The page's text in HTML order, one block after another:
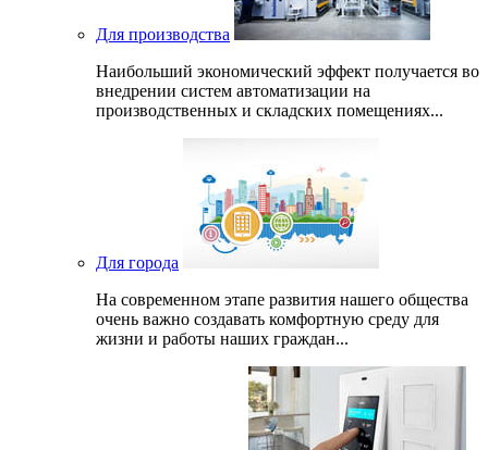
Для производства
Наибольший экономический эффект получается во
внедрении систем автоматизации на
производственных и складских помещениях...
Для города
На современном этапе развития нашего общеcтва
очень важно создавать комфортную среду для
жизни и работы наших граждан...